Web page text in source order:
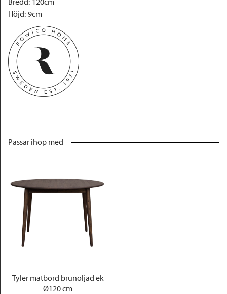
Höjd: 9cm
Passar ihop med
Tyler matbord brunoljad ek
Ø120 cm